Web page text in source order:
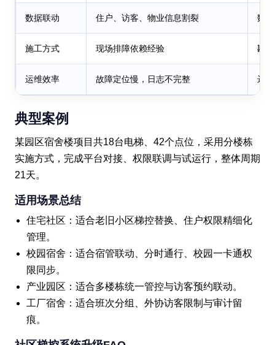
数据联动 住户、访客、物业信息割裂 数
施工方式 现场排障依赖经验 勘
运维效率 故障定位慢，日志不完整 远
典型案例
某园区宿舍楼项目共18台电梯、42个点位，采用分楼栋
实施方式，完成平台对接、权限联调与试运行，整体周期
21天。
适用场景总结
住宅社区：适合老旧小区梯控替换、住户权限精细化
管理。
校园宿舍：适合宿管联动、分时通行、校园一卡通权
限同步。
产业园区：适合多楼栋统一管控与访客预约联动。
工厂宿舍：适合班次分组、外协访客限制与审计留
痕。